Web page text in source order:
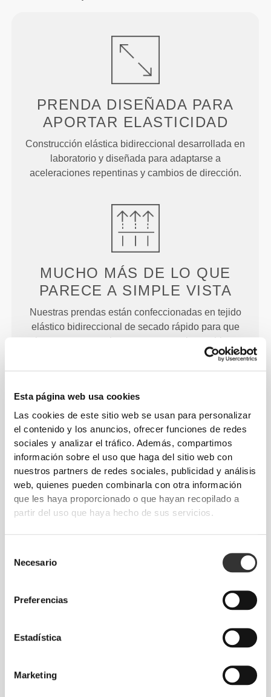
Esta página web usa cookies
Las cookies de este sitio web se usan para personalizar
el contenido y los anuncios, ofrecer funciones de redes
sociales y analizar el tráfico. Además, compartimos
información sobre el uso que haga del sitio web con
nuestros partners de redes sociales, publicidad y análisis
web, quienes pueden combinarla con otra información
que les haya proporcionado o que hayan recopilado a
partir del uso que haya hecho de sus servicios.
Necesario
Preferencias
Estadística
Marketing
PRENDA DISEÑADA PARA
APORTAR ELASTICIDAD
Construcción elástica bidireccional desarrollada en
laboratorio y diseñada para adaptarse a
aceleraciones repentinas y cambios de dirección.
MUCHO MÁS DE LO QUE
PARECEA SIMPLE VISTA
Nuestras prendas están confeccionadas en tejido
elástico bidireccional de secado rápido para que
luzcas espectacular y para que te sientas bien.
PRENDA CONFECCIONADA
CON LA TECNOLOGÍA
REVOKNIT
RevoKnites una avanzada tecnología de costura
desarrollada por Prozis que crea prendas con
efecto segunda piel, de alto rendimiento y con
significa alto rendimiento, comodidad